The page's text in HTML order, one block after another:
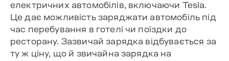
електричних автомобілів, включаючи Tesla.
Це дає можливість заряджати автомобіль під
час перебування в готелі чи поїздки до
ресторану. Зазвичай зарядка відбувається за
ту ж ціну, що й звичайна зарядка на